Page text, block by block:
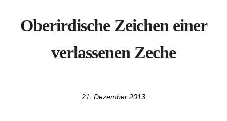
Oberirdische Zeichen einer
verlassenen Zeche
21. Dezember 2013